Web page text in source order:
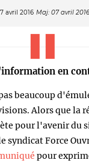
avril 2016 Maj: 07 avril 2016
en
beaucoup
Alors que la
pour l'avenir du
syndicat Force
pour